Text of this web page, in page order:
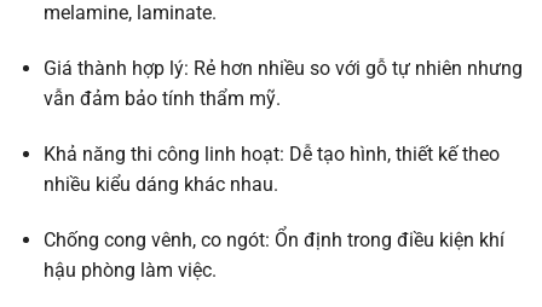
melamine, laminate.
Giá thành hợp lý: Rẻ hơn nhiều so với gỗ tự nhiên nhưng
vẫn đảm bảo tính thẩm mỹ.
Khả năng thi công linh hoạt: Dễ tạo hình, thiết kế theo
nhiều kiểu dáng khác nhau.
Chống cong vênh, co ngót: Ổn định trong điều kiện khí
hậu phòng làm việc.